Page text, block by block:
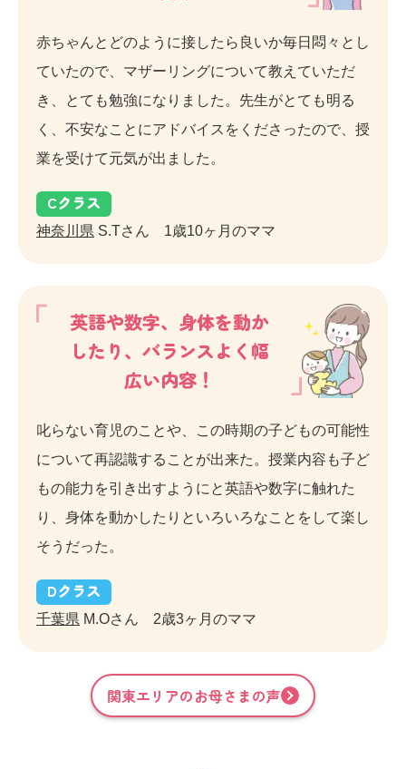
赤ちゃんとどのように接したら良いか毎日悶々とし
ていたので、マザーリングについて教えていただ
き、とても勉強になりました。先生がとても明る
く、不安なことにアドバイスをくださったので、授
業を受けて元気が出ました。
Cクラス
神奈川県 S.Tさん 1歳10ヶ月のママ
英語や数字、身体を動か
したり、バランスよく幅
広い内容！
叱らない育児のことや、この時期の子どもの可能性
について再認識することが出来た。授業内容も子ど
もの能力を引き出すようにと英語や数字に触れた
り、身体を動かしたりといろいろなことをして楽し
そうだった。
Dクラス
千葉県 M.Oさん 2歳3ヶ月のママ
関東エリアのお母さまの声